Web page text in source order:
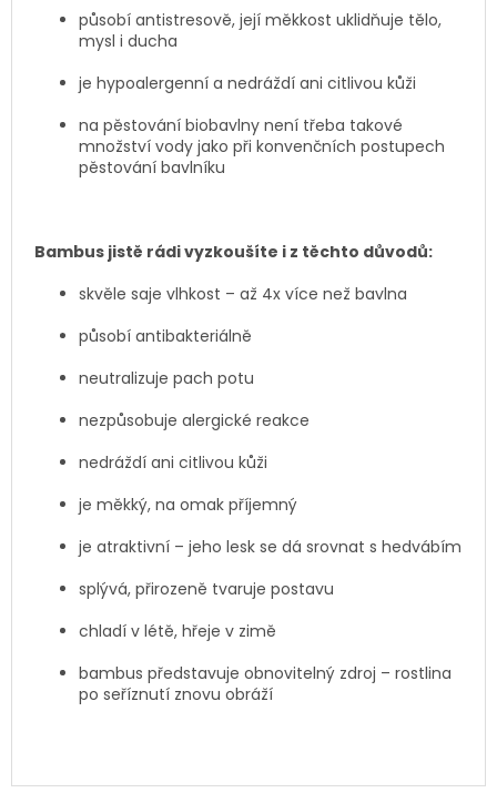
působí antistresově, její měkkost uklidňuje tělo,
mysl i ducha
je hypoalergenní a nedráždí ani citlivou kůži
na pěstování biobavlny není třeba takové
množství vody jako při konvenčních postupech
pěstování bavlníku
Bambus jistě rádi vyzkoušíte i z těchto důvodů:
skvěle saje vlhkost – až 4x více než bavlna
působí antibakteriálně
neutralizuje pach potu
nezpůsobuje alergické reakce
nedráždí ani citlivou kůži
je měkký, na omak příjemný
je atraktivní – jeho lesk se dá srovnat s hedvábím
splývá, přirozeně tvaruje postavu
chladí v létě, hřeje v zimě
bambus představuje obnovitelný zdroj – rostlina
po seříznutí znovu obráží